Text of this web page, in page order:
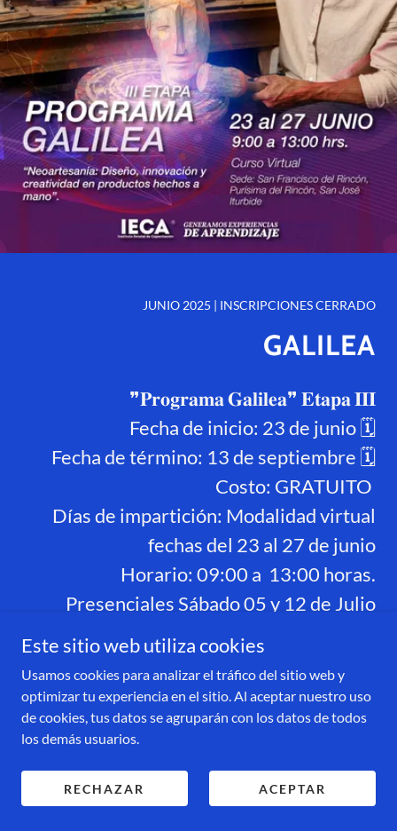
JUNIO 2025 | INSCRIPCIONES CERRADO
GALILEA
❞𝐏𝐫𝐨𝐠𝐫𝐚𝐦𝐚 𝐆𝐚𝐥𝐢𝐥𝐞𝐚❞ 𝐄𝐭𝐚𝐩𝐚 𝐈𝐈𝐈
Fecha de inicio: 23 de junio 🗓️
Fecha de término: 13 de septiembre 🗓️
Costo: GRATUITO
Días de impartición: Modalidad virtual
fechas del 23 al 27 de junio
Horario: 09:00 a 13:00 horas.
Presenciales Sábado 05 y 12 de Julio
Sábado 02 y 09 de a
CERRADO
Este sitio web utiliza cookies
Usamos cookies para analizar el tráfico del sitio web y
optimizar tu experiencia en el sitio. Al aceptar nuestro uso
de cookies, tus datos se agruparán con los datos de todos
los demás usuarios.
RECHAZAR ACEPTAR